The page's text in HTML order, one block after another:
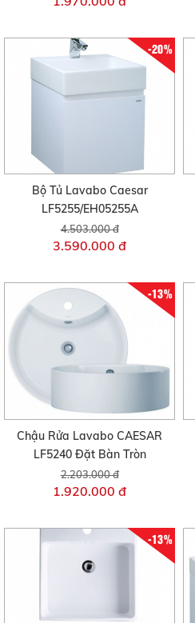
-20%
Bộ Tủ Lavabo Caesar
LF5255/EH05255A
4.503.000 đ
3.590.000 đ
-13%
Chậu Rửa Lavabo CAESAR
LF5240 Đặt Bàn Tròn
2.203.000 đ
1.920.000 đ
-13%